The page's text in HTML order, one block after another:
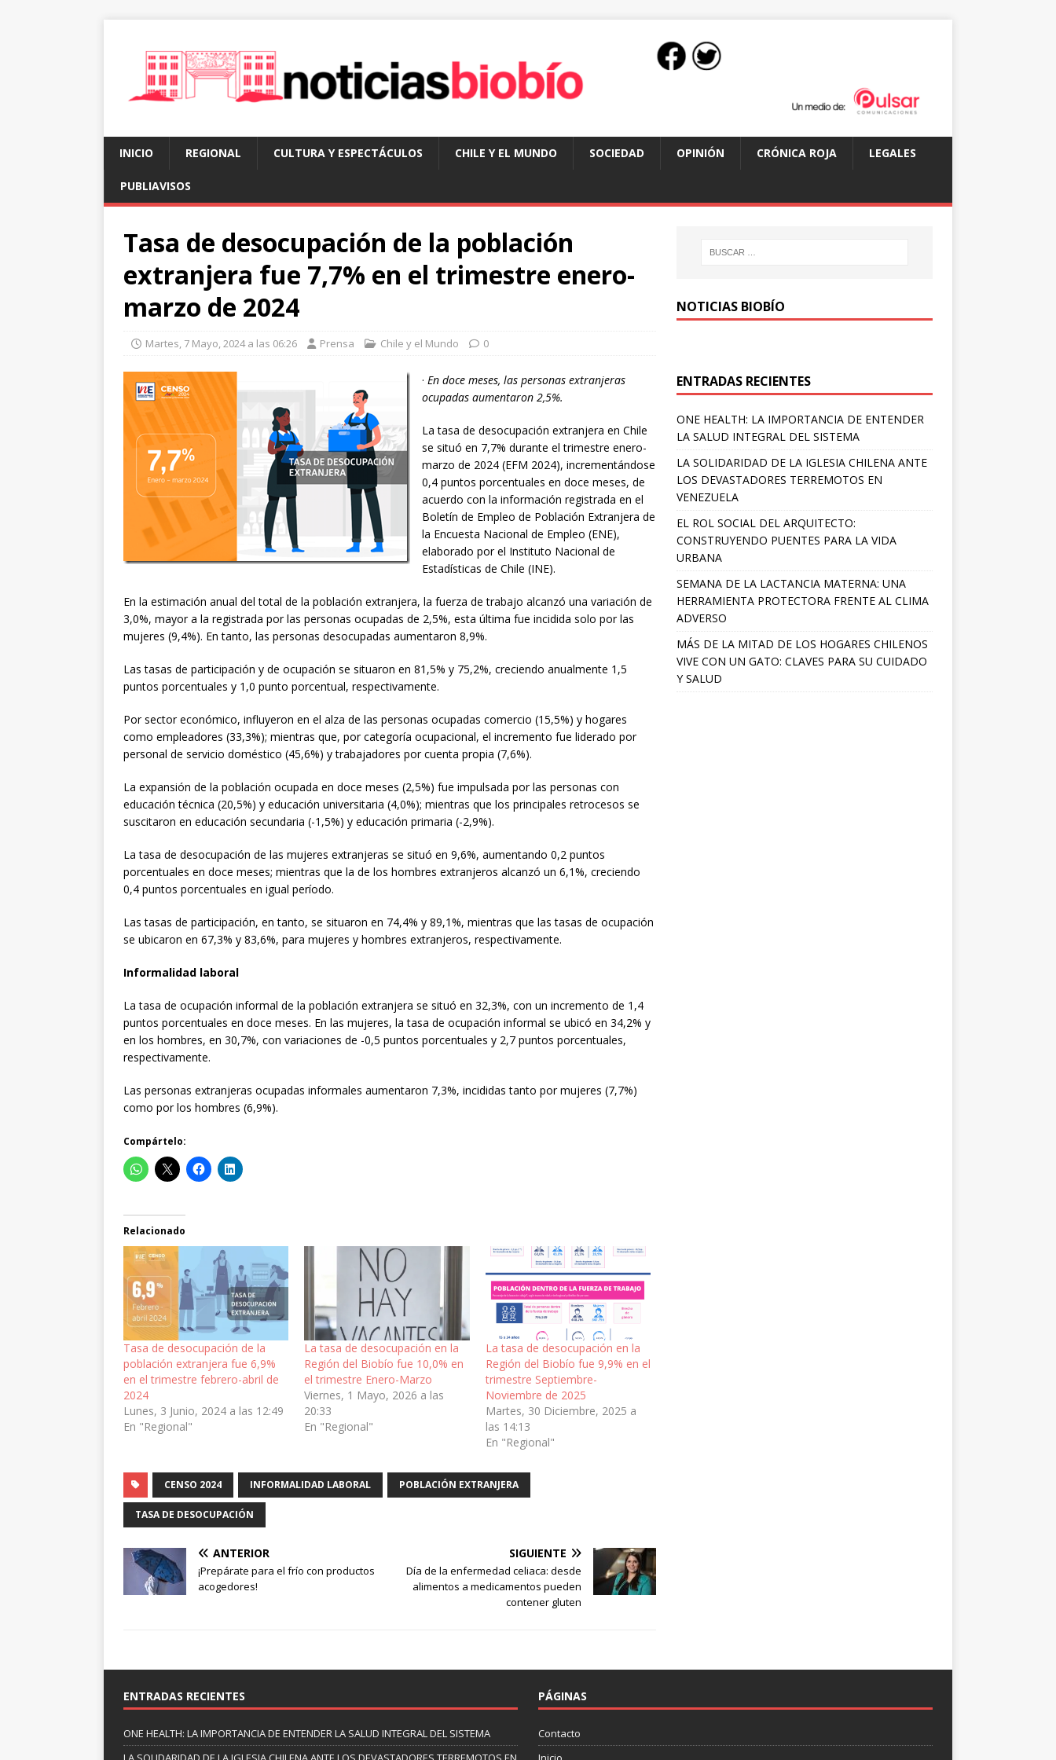
INICIO REGIONAL CULTURA Y ESPECTÁCULOS CHILE Y EL MUNDO SOCIEDAD OPINIÓN CRÓNICA ROJA LEGALES
PUBLIAVISOS
Tasa de desocupación de la población
extranjera fue 7,7% en el trimestre enero-
marzo de 2024
Martes, 7 Mayo, 2024 a las 06:26 Prensa Chile y el Mundo 0
· En doce meses, las personas extranjeras
ocupadas aumentaron 2,5%.
La tasa de desocupación extranjera en Chile
se situó en 7,7% durante el trimestre enero-
marzo de 2024 (EFM 2024), incrementándose
0,4 puntos porcentuales en doce meses, de
acuerdo con la información registrada en el
Boletín de Empleo de Población Extranjera de
la Encuesta Nacional de Empleo (ENE),
elaborado por el Instituto Nacional de
Estadísticas de Chile (INE).
En la estimación anual del total de la población extranjera, la fuerza de trabajo alcanzó una variación de
3,0%, mayor a la registrada por las personas ocupadas de 2,5%, esta última fue incidida solo por las
mujeres (9,4%). En tanto, las personas desocupadas aumentaron 8,9%.
Las tasas de participación y de ocupación se situaron en 81,5% y 75,2%, creciendo anualmente 1,5
puntos porcentuales y 1,0 punto porcentual, respectivamente.
Por sector económico, influyeron en el alza de las personas ocupadas comercio (15,5%) y hogares
como empleadores (33,3%); mientras que, por categoría ocupacional, el incremento fue liderado por
personal de servicio doméstico (45,6%) y trabajadores por cuenta propia (7,6%).
La expansión de la población ocupada en doce meses (2,5%) fue impulsada por las personas con
educación técnica (20,5%) y educación universitaria (4,0%); mientras que los principales retrocesos se
suscitaron en educación secundaria (-1,5%) y educación primaria (-2,9%).
La tasa de desocupación de las mujeres extranjeras se situó en 9,6%, aumentando 0,2 puntos
porcentuales en doce meses; mientras que la de los hombres extranjeros alcanzó un 6,1%, creciendo
0,4 puntos porcentuales en igual período.
Las tasas de participación, en tanto, se situaron en 74,4% y 89,1%, mientras que las tasas de ocupación
se ubicaron en 67,3% y 83,6%, para mujeres y hombres extranjeros, respectivamente.
Informalidad laboral
La tasa de ocupación informal de la población extranjera se situó en 32,3%, con un incremento de 1,4
puntos porcentuales en doce meses. En las mujeres, la tasa de ocupación informal se ubicó en 34,2% y
en los hombres, en 30,7%, con variaciones de -0,5 puntos porcentuales y 2,7 puntos porcentuales,
respectivamente.
Las personas extranjeras ocupadas informales aumentaron 7,3%, incididas tanto por mujeres (7,7%)
como por los hombres (6,9%).
Compártelo:
Relacionado
Tasa de desocupación de la
población extranjera fue 6,9%
en el trimestre febrero-abril de
2024
Lunes, 3 Junio, 2024 a las 12:49
En "Regional"
La tasa de desocupación en la
Región del Biobío fue 10,0% en
el trimestre Enero-Marzo
Viernes, 1 Mayo, 2026 a las
20:33
En "Regional"
La tasa de desocupación en la
Región del Biobío fue 9,9% en el
trimestre Septiembre-
Noviembre de 2025
Martes, 30 Diciembre, 2025 a
las 14:13
En "Regional"
CENSO 2024 INFORMALIDAD LABORAL POBLACIÓN EXTRANJERA
TASA DE DESOCUPACIÓN
ANTERIOR
¡Prepárate para el frío con productos
acogedores!
SIGUIENTE
Día de la enfermedad celiaca: desde
alimentos a medicamentos pueden
contener gluten
NOTICIAS BIOBÍO
ENTRADAS RECIENTES
ONE HEALTH: LA IMPORTANCIA DE ENTENDER
LA SALUD INTEGRAL DEL SISTEMA
LA SOLIDARIDAD DE LA IGLESIA CHILENA ANTE
LOS DEVASTADORES TERREMOTOS EN
VENEZUELA
EL ROL SOCIAL DEL ARQUITECTO:
CONSTRUYENDO PUENTES PARA LA VIDA
URBANA
SEMANA DE LA LACTANCIA MATERNA: UNA
HERRAMIENTA PROTECTORA FRENTE AL CLIMA
ADVERSO
MÁS DE LA MITAD DE LOS HOGARES CHILENOS
VIVE CON UN GATO: CLAVES PARA SU CUIDADO
Y SALUD
ENTRADAS RECIENTES
ONE HEALTH: LA IMPORTANCIA DE ENTENDER LA SALUD INTEGRAL DEL SISTEMA
PÁGINAS
Contacto